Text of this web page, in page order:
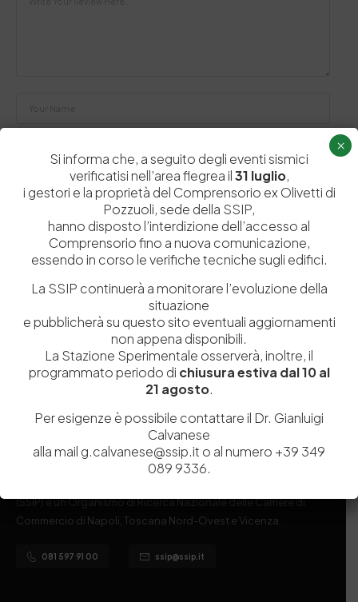
Salva il mio nome, email e sito web in questo browser per la
prossima volta che commento.
Post Comment
Istituita a Napoli per Regio Decreto nel 1885, la Stazione
(SSIP) è un Organismo di Ricerca Nazionale delle Camere di
Commercio di Napoli, Toscana Nord-Ovest e Vicenza.
081 597 91 00 ssip@ssip.it
Si informa che, a seguito degli eventi sismici
verificatisi nell’area flegrea il31 luglio,
i gestori e la proprietà del Comprensorio ex Olivetti di
Pozzuoli, sede della SSIP,
hanno disposto l’interdizione dell’accesso al
Comprensorio fino a nuova comunicazione,
essendo in corso le verifiche tecniche sugli edifici.
La SSIP continuerà a monitorare l’evoluzione della
situazione
e pubblicherà su questo sito eventuali aggiornamenti
non appena disponibili.
La Stazione Sperimentale osserverà, inoltre, il
programmato periodo di chiusura estiva dal 10 al
21 agosto.
Per esigenze è possibile contattare il Dr. Gianluigi
Calvanese
alla mail g.calvanese@ssip.it o al numero +39 349
089 9336.
×